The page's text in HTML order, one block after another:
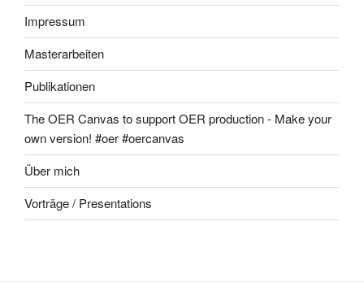
Impressum
Masterarbeiten
Publikationen
The OER Canvas to support OER production - Make your
own version! #oer #oercanvas
Über mich
Vorträge / Presentations